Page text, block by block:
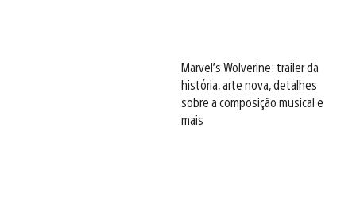
Marvel’s Wolverine: trailer da
história, arte nova, detalhes
sobre a composição musical e
mais